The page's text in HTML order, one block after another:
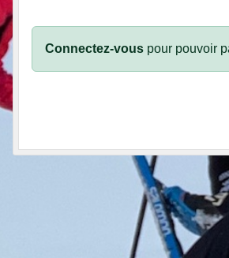
Connectez-vous pour pouvoir